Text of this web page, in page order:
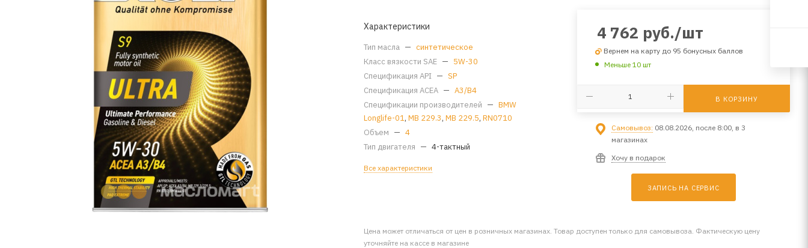
Характеристики
Тип масла — синтетическое
Класс вязкости SAE — 5W-30
Спецификация API — SP
Спецификация ACEA — A3/B4
Спецификации производителей — BMW
Longlife-01,MB 229.3,MB 229.5,RN0710
Объем — 4
Тип двигателя — 4-тактный
Все характеристики
4 762 руб./шт
Вернем на карту до 95 бонусных баллов
Меньше 10 шт
В КОРЗИНУ
Самовывоз: 08.08.2026, после 8:00, в 3
магазинах
Хочу в подарок
ЗАПИСЬ НА СЕРВИС
Цена может отличаться от цен в розничных магазинах. Товар доступен только для самовывоза. Фактическую цену
уточняйте на кассе в магазине